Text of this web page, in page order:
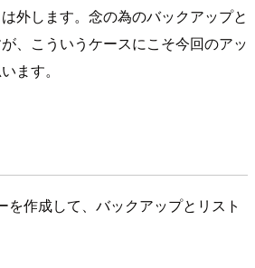
外します。念の為のバックアップと
、こういうケースにこそ今回のアッ
ます。
を作成して、バックアップとリスト